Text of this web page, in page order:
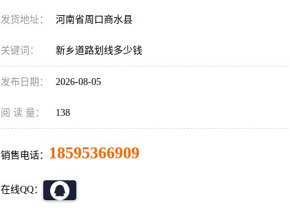
发货地址： 河南省周口商水县
关键词： 新乡道路划线多少钱
发布日期： 2026-08-05
阅 读 量： 138
销售电话： 18595366909
在线QQ：